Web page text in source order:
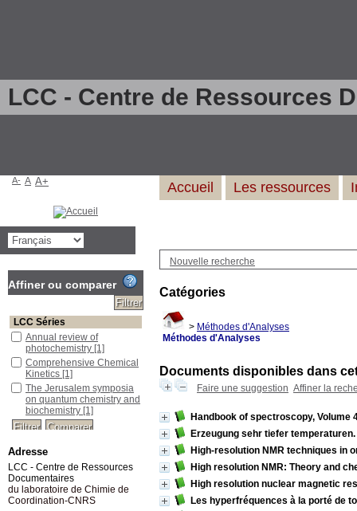
LCC - Centre de Ressources
Nouvelle recherche
Catégories
> Méthodes d'Analyses
Méthodes d'Analyses
Documents disponibles dans
Faire une suggestion Affiner la
Handbook of spectroscopy, Volume
Erzeugung sehr tiefer
High-resolution NMR techniques in
High resolution NMR: Theory and
High resolution nuclear magnetic
Les hyperfréquences à la porté de
Accueil Les ressources
A- A A+
Affiner ou comparer
LCC Séries
Annual review of
photochemistry [1]
Comprehensive Chemical
Kinetics [1]
The Jerusalem symposia
on quantum chemistry and
biochemistry [1]
Adresse
LCC - Centre de Ressources
Documentaires
du laboratoire de Chimie de
Coordination-CNRS